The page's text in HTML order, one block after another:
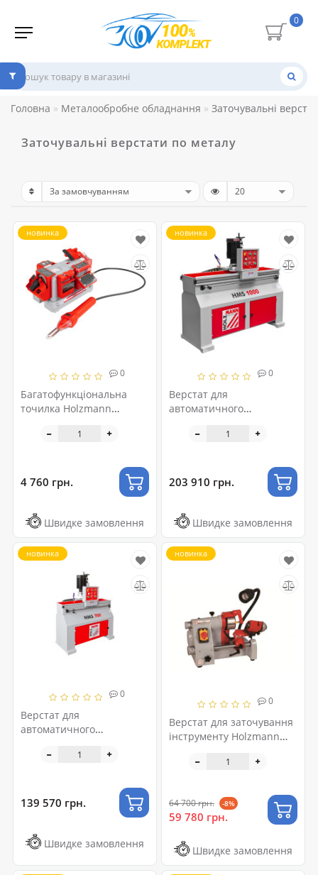
0
Головна Металообробне обладнання Заточувальні
Заточувальні верстати по металу
0
Багатофункціональна
точилка Holzmann
новинка
4 760 грн.
Швидке замовлення
0
Верстат для
автоматичного
ножів Holzmann HMS
новинка
203 910 грн.
Швидке замовлення
0
Верстат для
автоматичного
ножів Holzmann HMS 700
новинка
139 570 грн.
Швидке замовлення
0
Верстат для заточування
інструменту Holzmann
новинка
64 700 грн. -8%
59 780 грн.
Швидке замовлення